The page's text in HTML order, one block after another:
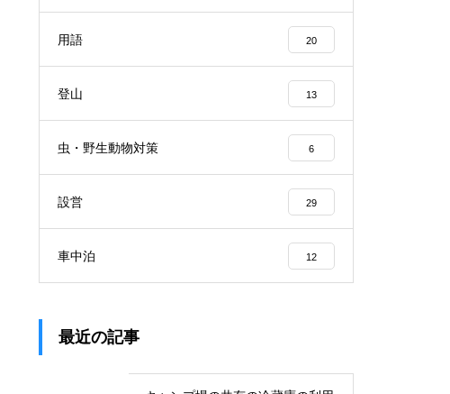
用語 20
登山 13
虫・野生動物対策 6
設営 29
車中泊 12
最近の記事